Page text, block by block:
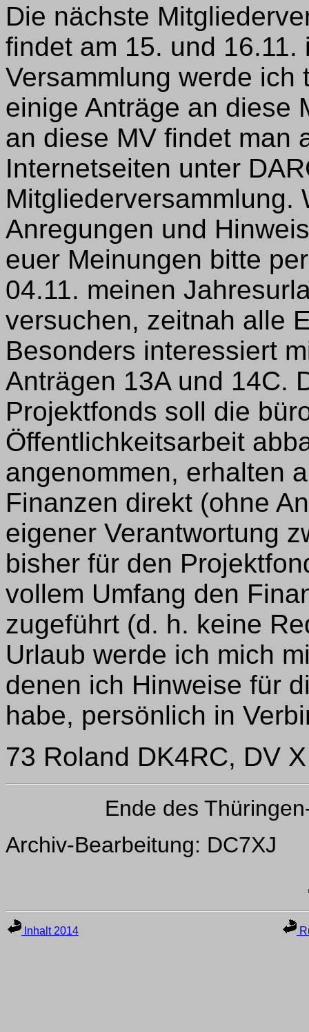
Die nächste
findet am 15. und
Versammlung werde
einige Anträge an diese
an diese MV findet man
Internetseiten unter
Mitgliederversammlung.
Anregungen und
euer Meinungen bitte
04.11. meinen
versuchen, zeitnah alle
Besonders interessiert
Anträgen 13A und 14C.
Projektfonds soll die
Öffentlichkeitsarbeit
angenommen, erhalten
Finanzen direkt (ohne
eigener Verantwortung
bisher für den
vollem Umfang den
zugeführt (d. h. keine
Urlaub werde ich mich
denen ich Hinweise für
habe, persönlich in
73 Roland DK4RC, DV X
Ende des
Archiv-Bearbeitung: DC7XJ
Inhalt 2014